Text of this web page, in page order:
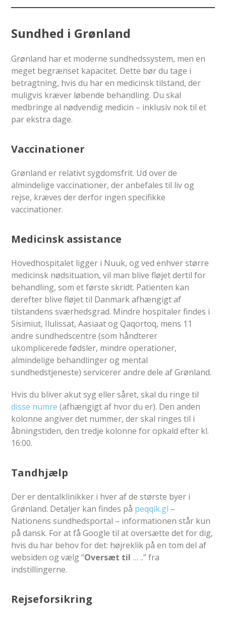
Sundhed i Grønland
Grønland har et moderne sundhedssystem, men en
meget begrænset kapacitet. Dette bør du tage i
betragtning, hvis du har en medicinsk tilstand, der
muligvis kræver løbende behandling. Du skal
medbringe al nødvendig medicin – inklusiv nok til et
par ekstra dage.
Vaccinationer
Grønland er relativt sygdomsfrit. Ud over de
almindelige vaccinationer, der anbefales til liv og
rejse, kræves der derfor ingen specifikke
vaccinationer.
Medicinsk assistance
Hovedhospitalet ligger i Nuuk, og ved enhver større
medicinsk nødsituation, vil man blive fløjet dertil for
behandling, som et første skridt. Patienten kan
derefter blive fløjet til Danmark afhængigt af
tilstandens sværhedsgrad. Mindre hospitaler findes i
Sisimiut, Ilulissat, Aasiaat og Qaqortoq, mens 11
andre sundhedscentre (som håndterer
ukomplicerede fødsler, mindre operationer,
almindelige behandlinger og mental
sundhedstjeneste) servicerer andre dele af Grønland.
Hvis du bliver akut syg eller såret, skal du ringe til
disse numre (afhængigt af hvor du er). Den anden
kolonne angiver det nummer, der skal ringes til i
åbningstiden, den tredje kolonne for opkald efter kl.
16:00.
Tandhjælp
Der er dentalklinikker i hver af de største byer i
Grønland. Detaljer kan findes på peqqik.gl –
Nationens sundhedsportal – informationen står kun
på dansk. For at få Google til at oversætte det for dig,
hvis du har behov for det: højreklik på en tom del af
websiden og vælg “Oversæt til … ..” fra
indstillingerne.
Rejseforsikring